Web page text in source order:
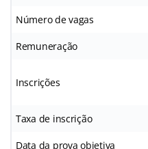
Número de vagas
Remuneração
Inscrições
Taxa de inscrição
Data da prova objetiva